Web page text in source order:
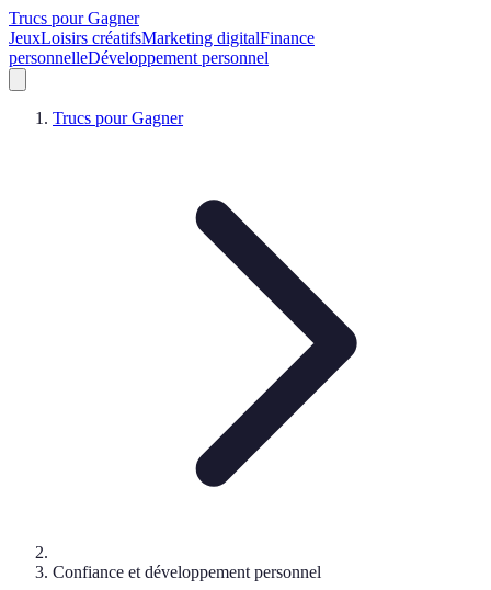
Trucs pour Gagner
JeuxLoisirs créatifsMarketing digitalFinance
personnelleDéveloppement personnel
Trucs pour Gagner
Confiance et développement personnel